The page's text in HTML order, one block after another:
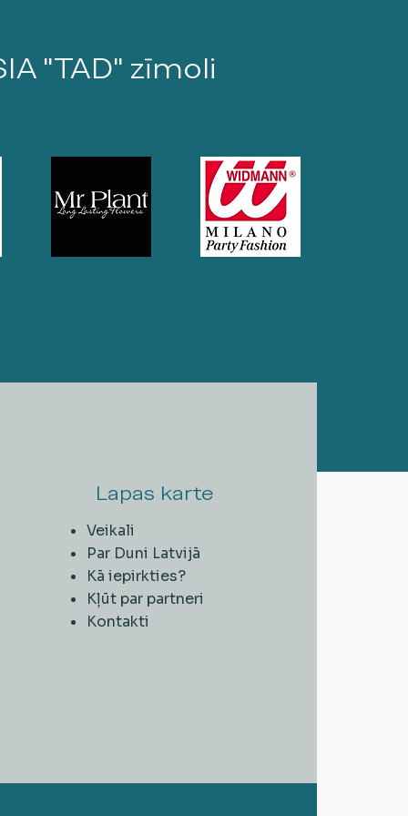
"TAD" zīmoli
Lapas karte
Veikali
Par Duni Latvijā
Kā iepirkties?
Kļūt par partneri
Kontakti